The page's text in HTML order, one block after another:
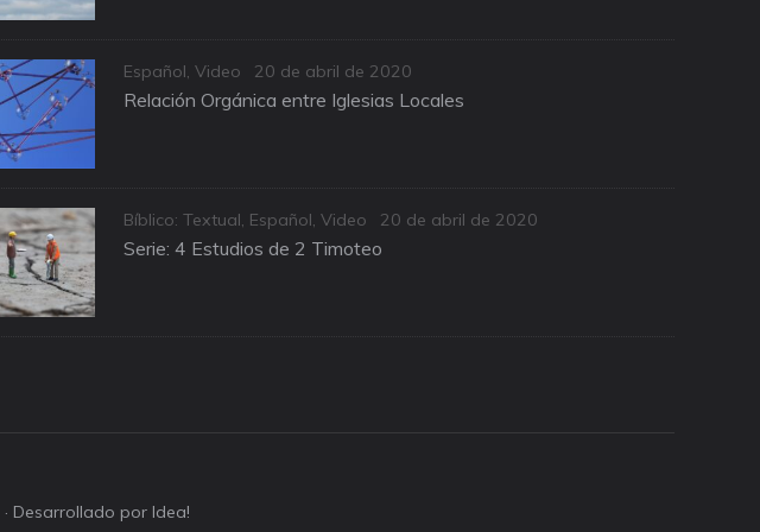
Categories
Español, Video
Posted
on
20 de abril de 2020
Relación Orgánica entre Iglesias Locales
Categories
Bíblico: Textual, Español, Video
Posted
on
20 de abril de 2020
Serie: 4 Estudios de 2 Timoteo
· Desarrollado por Idea!